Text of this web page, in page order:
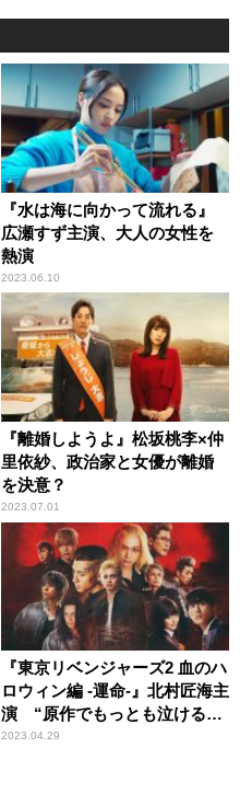
『水は海に向かって流れる』
広瀬すず主演、大人の女性を
熱演
2023.06.10
『離婚しようよ』松坂桃李×仲
里依紗、政治家と女優が離婚
を決意？
2023.07.01
『東京リベンジャーズ2 血のハ
ロウィン編 -運命-』北村匠海主
演 “原作でもっとも泣けるエ
ピソード”待望の実写化
2023.04.29